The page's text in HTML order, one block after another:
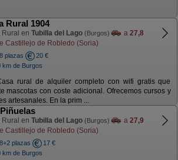
Rural 1904
Rural en Tubilla del Lago (Burgos) a 27,8
Castillejo de Robledo (Soria)
plazas
20 €
km de Burgos
rural de alquiler completo con wifi gratis que
mascotas con coste adicional. Ofrecemos cursos y
artesanales. En la prim ...
Rural en Tubilla del Lago (Burgos) a 27,9
Castillejo de Robledo (Soria)
plazas
17 €
km de Burgos